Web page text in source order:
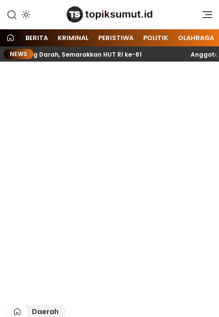
Topik Sumut
Memberitakan Seputar
dan Nasional
BERITA KRIMINAL PERISTIWA POLITIK OLAHRAGA
NEWS
Darah, Semarakkan HUT RI ke-81 Anggota
Daerah